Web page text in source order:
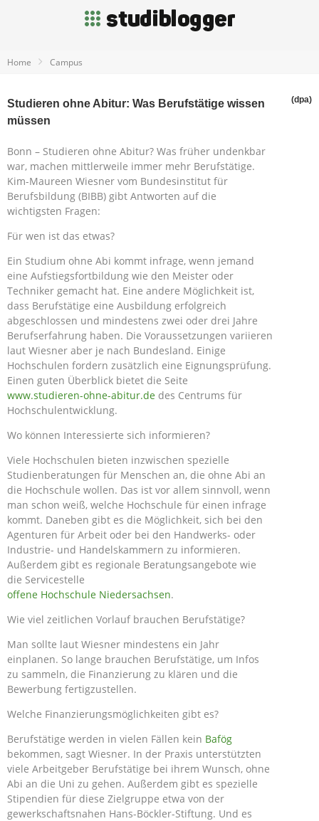
Home Campus
Studieren ohne Abitur: Was Berufstätige wissen
müssen
(dpa)
Bonn – Studieren ohne Abitur? Was früher undenkbar
war, machen mittlerweile immer mehr Berufstätige.
Kim-Maureen Wiesner vom Bundesinstitut für
Berufsbildung (BIBB) gibt Antworten auf die
wichtigsten Fragen:
Für wen ist das etwas?
Ein Studium ohne Abi kommt infrage, wenn jemand
eine Aufstiegsfortbildung wie den Meister oder
Techniker gemacht hat. Eine andere Möglichkeit ist,
dass Berufstätige eine Ausbildung erfolgreich
abgeschlossen und mindestens zwei oder drei Jahre
Berufserfahrung haben. Die Voraussetzungen variieren
laut Wiesner aber je nach Bundesland. Einige
Hochschulen fordern zusätzlich eine Eignungsprüfung.
Einen guten Überblick bietet die Seite
www.studieren-ohne-abitur.de des Centrums für
Hochschulentwicklung.
Wo können Interessierte sich informieren?
Viele Hochschulen bieten inzwischen spezielle
Studienberatungen für Menschen an, die ohne Abi an
die Hochschule wollen. Das ist vor allem sinnvoll, wenn
man schon weiß, welche Hochschule für einen infrage
kommt. Daneben gibt es die Möglichkeit, sich bei den
Agenturen für Arbeit oder bei den Handwerks- oder
Industrie- und Handelskammern zu informieren.
Außerdem gibt es regionale Beratungsangebote wie
die Servicestelle
offene Hochschule Niedersachsen.
Wie viel zeitlichen Vorlauf brauchen Berufstätige?
Man sollte laut Wiesner mindestens ein Jahr
einplanen. So lange brauchen Berufstätige, um Infos
zu sammeln, die Finanzierung zu klären und die
Bewerbung fertigzustellen.
Welche Finanzierungsmöglichkeiten gibt es?
Berufstätige werden in vielen Fällen kein Bafög
bekommen, sagt Wiesner. In der Praxis unterstützten
viele Arbeitgeber Berufstätige bei ihrem Wunsch, ohne
Abi an die Uni zu gehen. Außerdem gibt es spezielle
Stipendien für diese Zielgruppe etwa von der
gewerkschaftsnahen Hans-Böckler-Stiftung. Und es